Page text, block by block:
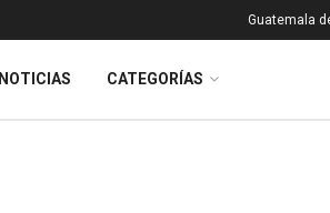
Guatemala
NOTICIAS CATEGORÍAS